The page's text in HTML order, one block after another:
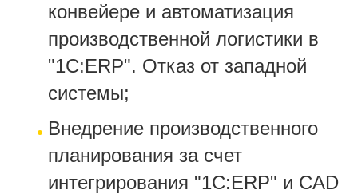
конвейере и автоматизация
производственной логистики в
"1С:ERP". Отказ от западной
системы;
Внедрение производственного
планирования за счет
интегрирования "1С:ERP" и CAD